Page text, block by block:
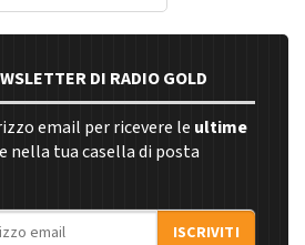
DI RADIO GOLD
email per ricevere le ultime
tua casella di posta
ISCRIVITI